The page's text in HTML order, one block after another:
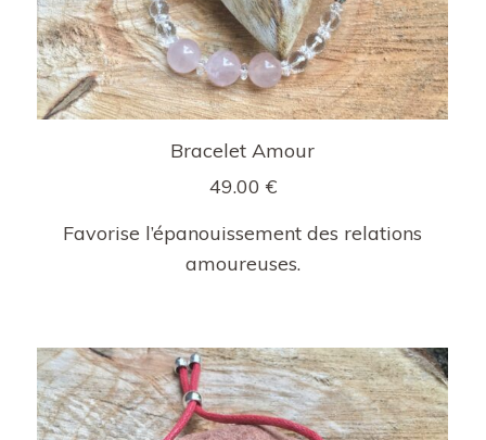
Bracelet Amour
49.00 €
Favorise l’épanouissement des relations
amoureuses.